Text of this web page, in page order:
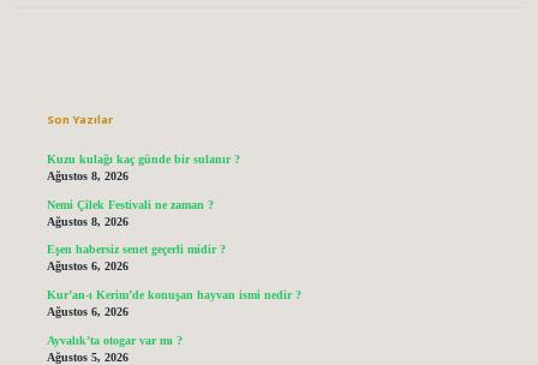
Son Yazılar
Kuzu kulağı kaç günde bir sulanır ?
Ağustos 8, 2026
Nemi Çilek Festivali ne zaman ?
Ağustos 8, 2026
Eşen habersiz senet geçerli midir ?
Ağustos 6, 2026
Kur’an-ı Kerim’de konuşan hayvan ismi nedir ?
Ağustos 6, 2026
Ayvalık’ta otogar var mı ?
Ağustos 5, 2026